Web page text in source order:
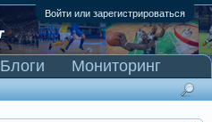
Войти или зарегистрироваться
Блоги
Мониторинг